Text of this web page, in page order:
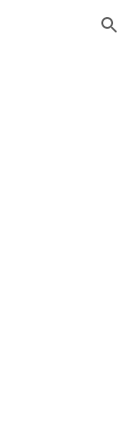
Skip to navigation